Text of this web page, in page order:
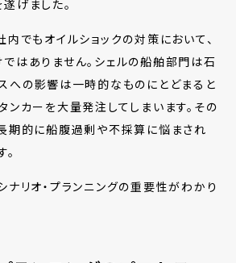
げました。
内でもオイルショックの対策において、
はありません。シェルの船舶部門は石
への影響は一時的なものにとどまると
ンカーを大量発注してしまいます。その
期的に船腹過剰や不採算に悩まされ
ナリオ・プランニングの重要性がわかり